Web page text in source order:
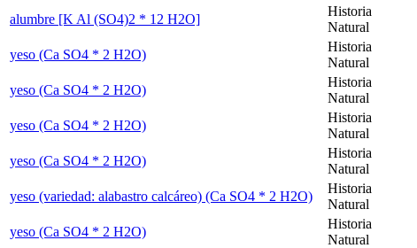
alumbre [K Al (SO4)2 * 12 H2O]
Historia
Natural
yeso (Ca SO4 * 2 H2O)
Historia
Natural
yeso (Ca SO4 * 2 H2O)
Historia
Natural
yeso (Ca SO4 * 2 H2O)
Historia
Natural
yeso (Ca SO4 * 2 H2O)
Historia
Natural
yeso (variedad: alabastro calcáreo) (Ca SO4 * 2 H2O)
Historia
Natural
yeso (Ca SO4 * 2 H2O)
Historia
Natural